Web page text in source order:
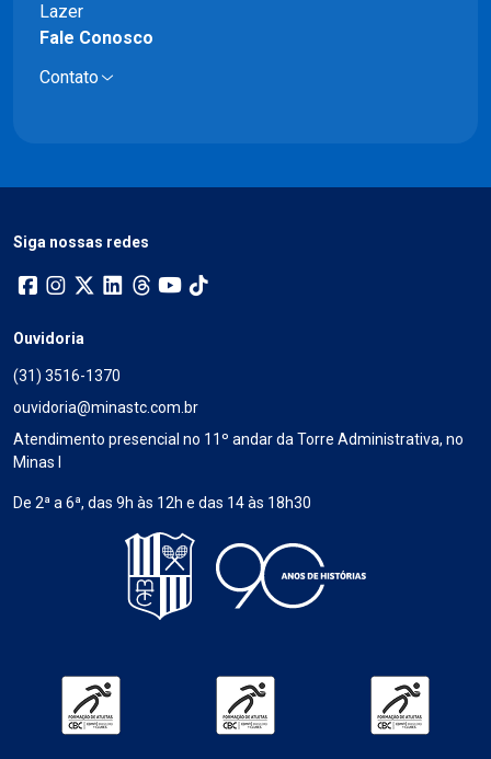
Lazer
Fale Conosco
Contato
Siga nossas redes
Ouvidoria
(31) 3516-1370
ouvidoria@minastc.com.br
Atendimento presencial no 11º andar da Torre Administrativa, no
Minas I
De 2ª a 6ª, das 9h às 12h e das 14 às 18h30